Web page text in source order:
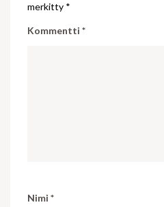
merkitty *
Kommentti *
Nimi *